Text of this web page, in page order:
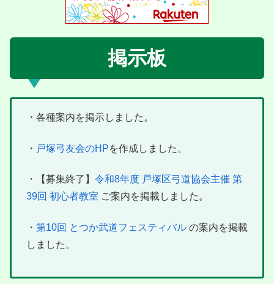
掲示板
・各種案内を掲示しました。
・ 戸塚弓友会のHPを作成しました。
・【募集終了】 令和8年度 戸塚区弓道協会主催 第
39回 初心者教室 ご案内を掲載しました。
・ 第10回 とつか武道フェスティバル の案内を掲載
しました。